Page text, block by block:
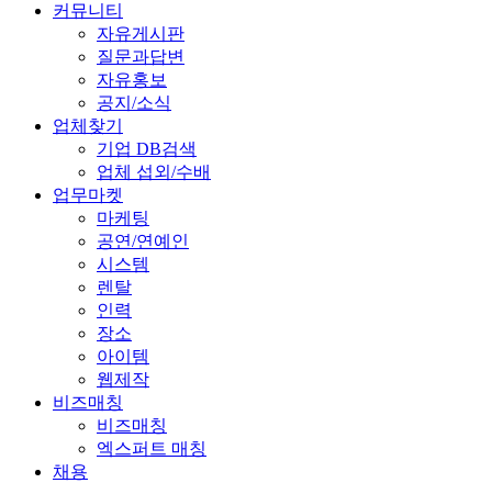
커뮤니티
자유게시판
질문과답변
자유홍보
공지/소식
업체찾기
기업 DB검색
업체 섭외/수배
업무마켓
마케팅
공연/연예인
시스템
렌탈
인력
장소
아이템
웹제작
비즈매칭
비즈매칭
엑스퍼트 매칭
채용